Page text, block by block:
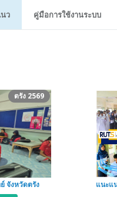
ว คู่มือการใช้งานระบบ
ตรัง 2569
จังหวัดตรัง
แนะแ